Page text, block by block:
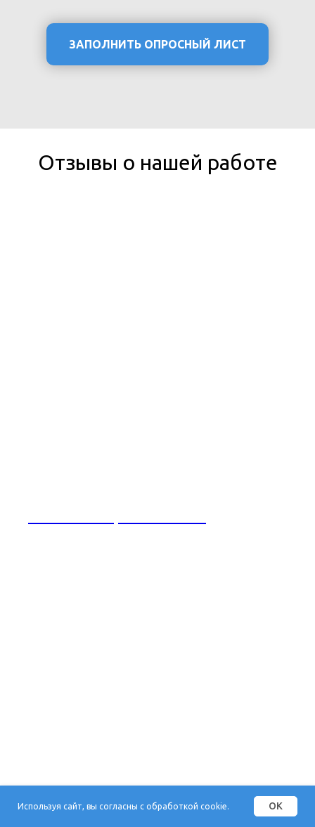
ЗАПОЛНИТЬ ОПРОСНЫЙ ЛИСТ
Отзывы о нашей работе
Используя сайт, вы согласны с обработкой cookie. OK